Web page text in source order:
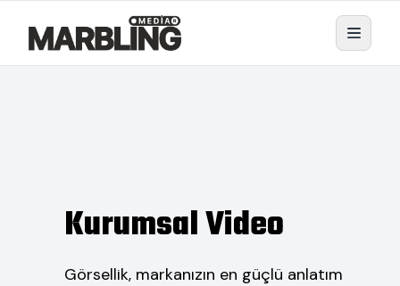
Kurumsal Video
Görsellik, markanızın en güçlü anlatım